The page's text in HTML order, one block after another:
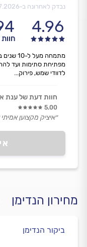
נבדק לאחרונה ב-
4.96
מתמחה
מפתיחת סתימות ועד
לדוודי שמש, פירוק...
חוות דעת של ענת
5.00
״איציק מקצוען
מחירון הנדימן
ביקור הנדימן